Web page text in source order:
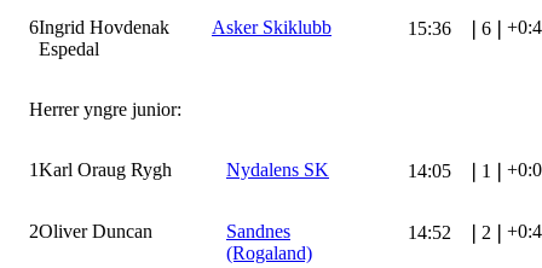
6Ingrid Hovdenak
Espedal
Asker Skiklubb 15:36 6
Herrer yngre junior:
1Karl Oraug Rygh Nydalens SK 14:05 1
2Oliver Duncan
Sandnes
(Rogaland)
14:52 2